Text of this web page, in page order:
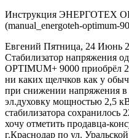
Инструкция ЭНЕРГОТЕХ
(manual_energoteh-optimum-
Евгений Пятница, 24 Июнь
Стабилизатор напряжения
OPTIMUM+ 9000 приобрёл
ни каких щелчков как у
при снижении напряжения
эл.духовку мощностью 2,5
стабилизатора сохранилось
хочу отметить продавца-
г.Краснодар по ул.